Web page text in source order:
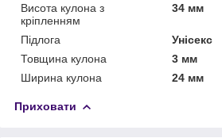
Висота кулона з
кріпленням
34 мм
Підлога
Унісекс
Товщина кулона
3 мм
Ширина кулона
24 мм
Приховати